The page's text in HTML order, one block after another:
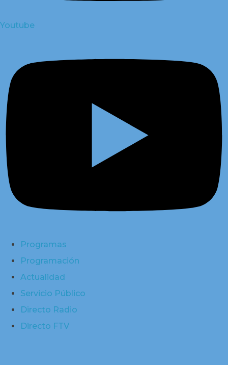
Youtube
Programas
Programación
Actualidad
Servicio Público
Directo Radio
Directo FTV